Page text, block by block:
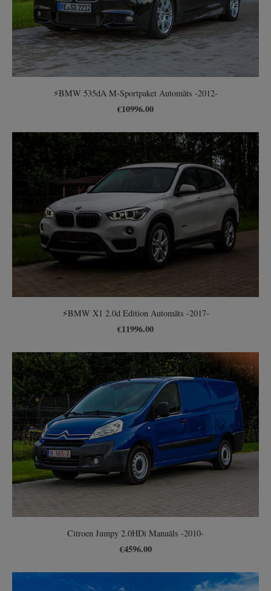
⚡️BMW 535dA M-Sportpaket Automāts -2012-
€10996.00
⚡️BMW X1 2.0d Edition Automāts -2017-
€11996.00
Citroen Jumpy 2.0HDi Manuāls -2010-
€4596.00